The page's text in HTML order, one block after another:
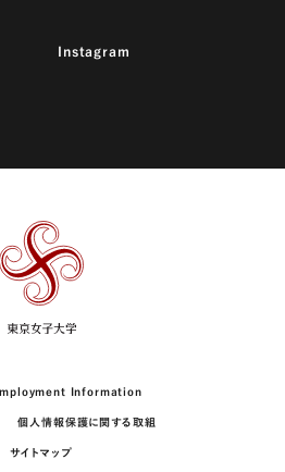
Instagram
東
Information
個人情報保護に関する取組
サイトマップ